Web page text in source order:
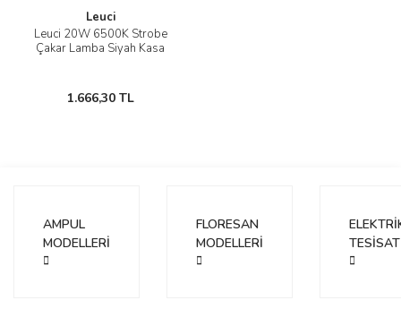
Leuci
Leuci 20W 6500K Strobe
Çakar Lamba Siyah Kasa
1.666,30 TL
AMPUL
MODELLERİ
FLORESAN
MODELLERİ
TESİSAT